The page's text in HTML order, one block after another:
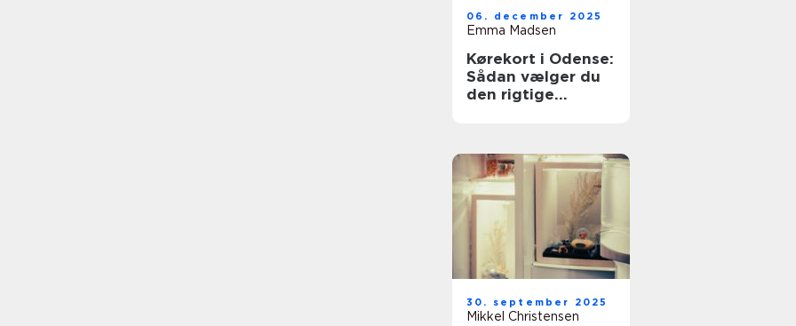
06. december 2025
Emma Madsen
Kørekort i Odense:
Sådan vælger du
den rigtige
30. september 2025
Mikkel Christensen